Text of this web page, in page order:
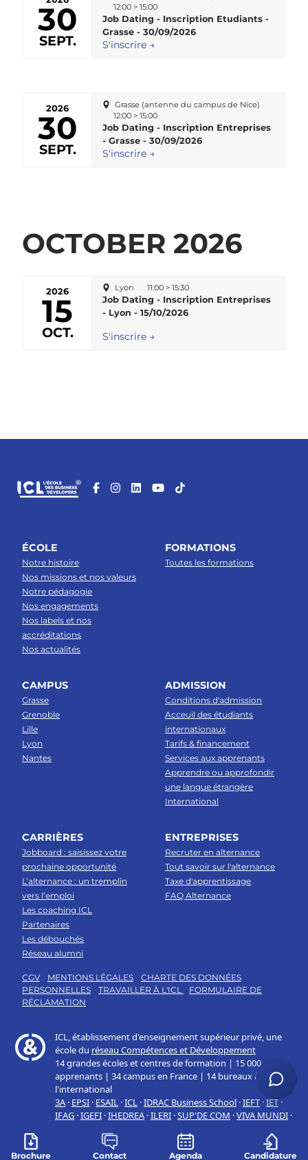
30
SEPT.
12:00 > 15:00
Job Dating - Inscription Etudiants -
Grasse - 30/09/2026
S'inscrire →
2026
30
SEPT.
Grasse (antenne du campus de Nice)
12:00 > 15:00
Job Dating - Inscription Entreprises
- Grasse - 30/09/2026
S'inscrire →
OCTOBER 2026
2026
15
OCT.
Lyon 11:00 > 15:30
Job Dating - Inscription Entreprises
- Lyon - 15/10/2026
S'inscrire →
Brochure Contact Agenda Candidature
ÉCOLE
Notre histoire
Nos missions et nos valeurs
Notre pédagogie
Nos engagements
Nos labels et nos
accréditations
Nos actualités
FORMATIONS
Toutes les formations
CAMPUS
Grasse
Grenoble
Lille
Lyon
Nantes
ADMISSION
Conditions d'admission
Acceuil des étudiants
internationaux
Tarifs & financement
Services aux apprenants
Apprendre ou approfondir
une langue étrangère
International
CARRIÈRES
Jobboard : saisissez votre
prochaine opportunité
L’alternance : un tremplin
vers l’emploi
Les coaching ICL
Partenaires
Les débouchés
Réseau alumni
ENTREPRISES
Recruter en alternance
Tout savoir sur l'alternance
Taxe d'apprentissage
FAQ Alternance
CGV MENTIONS LÉGALES
CHARTE DES DONNÉES
PERSONNELLES
TRAVAILLER À L'ICL
FORMULAIRE DE
RÉCLAMATION